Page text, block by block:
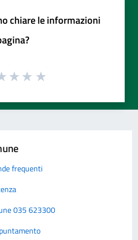
chiare le informazioni
frequenti
035 623300